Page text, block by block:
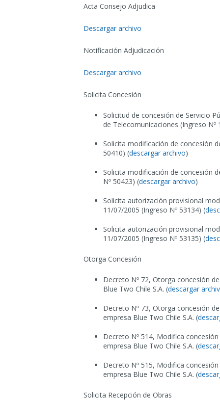
Acta Consejo Adjudica
Descargar archivo
Notificación Adjudicación
Descargar archivo
Solicita Concesión
Solicitud de concesión de Servicio
de Telecomunicaciones (Ingreso Nº
Solicita modificación de concesión
50410) (descargar archivo)
Solicita modificación de concesión
Nº 50423) (descargar archivo)
Solicita autorización provisional
11/07/2005 (Ingreso Nº 53134) (
Solicita autorización provisional
11/07/2005 (Ingreso Nº 53135) (
Otorga Concesión
Decreto Nº 72, Otorga concesión
Blue Two Chile S.A. (descargar
Decreto Nº 73, Otorga concesión
empresa Blue Two Chile S.A. (
Decreto Nº 514, Modifica
empresa Blue Two Chile S.A. (
Decreto Nº 515, Modifica
empresa Blue Two Chile S.A. (
Solicita Recepción de Obras